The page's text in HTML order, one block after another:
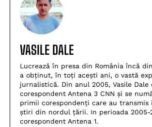
VASILE DALE
Lucrează în presa din România încă
a obținut, în toți acești ani, o vastă
jurnalistică. Din anul 2005, Vasile Dale
corespondent Antena 3 CNN și se
primii corespondenți care au transmis
știri din nordul țării. In perioada 2005-
corespondent Antena 1.